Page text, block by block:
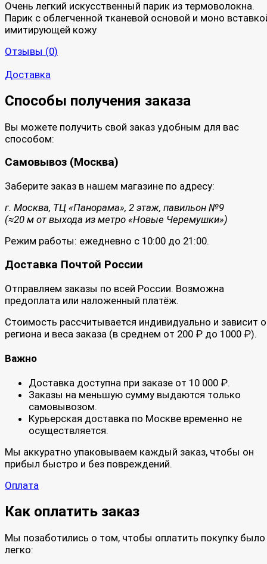
Очень легкий искусственный парик из термоволокна.
Парик с облегченной тканевой основой и моно
имитирующей кожу
Отзывы (0)
Доставка
Способы получения заказа
Вы можете получить свой заказ удобным для вас
способом:
Самовывоз (Москва)
Заберите заказ в нашем магазине по адресу:
г. Москва, ТЦ «Панорама», 2 этаж, павильон №9
(≈20 м от выхода из метро «Новые Черемушки»)
Режим работы: ежедневно с 10:00 до 21:00.
Доставка Почтой России
Отправляем заказы по всей России. Возможна
предоплата или наложенный платёж.
Стоимость рассчитывается индивидуально и зависит
региона и веса заказа (в среднем от 200 ₽ до 1000 ₽).
Важно
Доставка доступна при заказе от 10 000 ₽.
Заказы на меньшую сумму выдаются только
самовывозом.
Курьерская доставка по Москве временно не
осуществляется.
Мы аккуратно упаковываем каждый заказ, чтобы он
прибыл быстро и без повреждений.
Оплата
Как оплатить заказ
Мы позаботились о том, чтобы оплатить покупку было
легко: